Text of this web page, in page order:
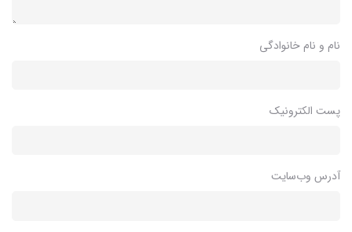
نام و نام خانوادگی
پست الکترونیک
آدرس وب‌سایت